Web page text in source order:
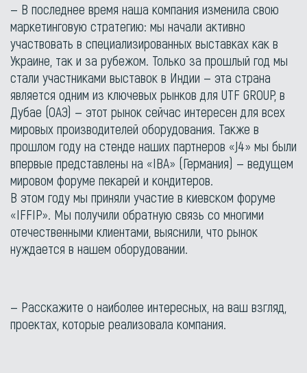
— В последнее время наша компания изменила свою
маркетинговую стратегию: мы начали активно
участвовать в специализированных выставках как в
Украине, так и за рубежом. Только за прошлый год мы
стали участниками выставок в Индии — эта страна
является одним из ключевых рынков для UTF GROUP, в
Дубае (ОАЭ) — этот рынок сейчас интересен для всех
мировых производителей оборудования. Также в
прошлом году на стенде наших партнеров «J4» мы были
впервые представлены на «IBA» (Германия) — ведущем
мировом форуме пекарей и кондитеров.
В этом году мы приняли участие в киевском форуме
«IFFIP». Мы получили обратную связь со многими
отечественными клиентами, выяснили, что рынок
нуждается в нашем оборудовании.
— Расскажите о наиболее интересных, на ваш взгляд,
проектах, которые реализовала компания.